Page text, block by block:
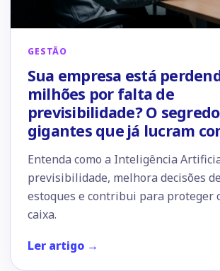
GESTÃO
Sua empresa está
milhões por falta de
previsibilidade? O
gigantes que já lucram
Entenda como a Inteligência
previsibilidade, melhora decisões
estoques e contribui para proteger
caixa.
Ler artigo →